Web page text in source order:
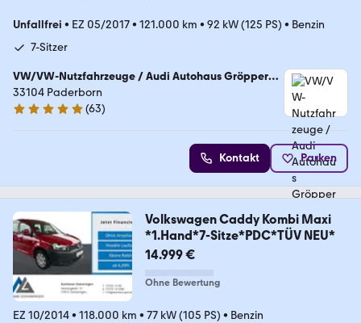
Unfallfrei • EZ 05/2017• 121.000 km • 92 kW (125 PS) • Benzin
7-Sitzer
VW/VW-Nutzfahrzeuge / Audi Autohaus Gröpper
GmbH
33104 Paderborn
5 Sterne
(63)
Kontakt Parken
Volkswagen Caddy Kombi Maxi
*1.Hand*7-Sitze*PDC*TÜV NEU*
14.999 €
Ohne Bewertung
EZ 10/2014• 118.000 km • 77 kW (105 PS) • Benzin